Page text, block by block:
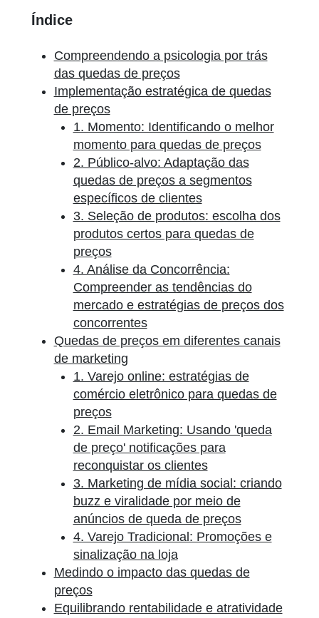
Índice
Compreendendo a psicologia por trás
das quedas de preços
Implementação estratégica de quedas
de preços
1. Momento: Identificando o melhor
momento para quedas de preços
2. Público-alvo: Adaptação das
quedas de preços a segmentos
específicos de clientes
3. Seleção de produtos: escolha dos
produtos certos para quedas de
preços
4. Análise da Concorrência:
Compreender as tendências do
mercado e estratégias de preços dos
concorrentes
Quedas de preços em diferentes canais
de marketing
1. Varejo online: estratégias de
comércio eletrônico para quedas de
preços
2. Email Marketing: Usando 'queda
de preço' notificações para
reconquistar os clientes
3. Marketing de mídia social: criando
buzz e viralidade por meio de
anúncios de queda de preços
4. Varejo Tradicional: Promoções e
sinalização na loja
Medindo o impacto das quedas de
preços
Equilibrando rentabilidade e atratividade